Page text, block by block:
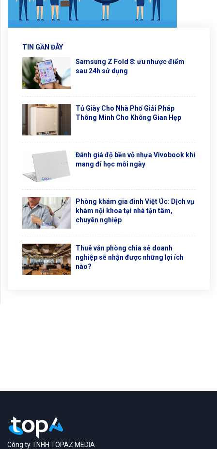
TIN GẦN ĐÂY
Samsung Z Fold 8: ưu nhược điểm
sau 24h sử dụng
Tủ Giày Cho Nhà Phố Giải Pháp
Thông Minh Cho Không Gian Hẹp
Đánh giá độ bền vỏ nhựa Vivobook khi
mang đi học mỗi ngày
Phòng khám gia đình Việt Úc: Dịch vụ
khám nội khoa tại nhà tận tâm,
chuyên nghiệp
Thuê văn phòng chia sẻ doanh
nghiệp sẽ nhận được những lợi ích
nào?
Công ty TNHH TOPAZ MEDIA